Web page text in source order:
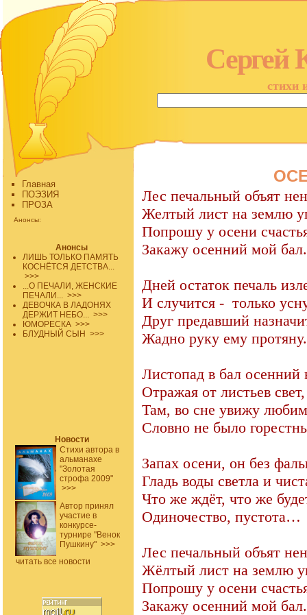
Сергей
стихи
Главная
ПОЭЗИЯ
ПРОЗА
Анонсы:
Анонсы
ЛИШЬ ТОЛЬКО ПАМЯТЬ
КОСНЁТСЯ ДЕТСТВА...
>>>
...О ПЕЧАЛИ, ЖЕНСКИЕ
ПЕЧАЛИ... >>>
ДЕВОЧКА В ЛАДОНЯХ
ДЕРЖИТ НЕБО... >>>
ЮМОРЕСКА >>>
БЛУДНЫЙ СЫН >>>
Новости
Стихи автора в
альманахе
"Золотая
строфа 2009"
>>>
Автор принял
участие в
конкурсе-
турнире "Венок
Пушкину" >>>
читать все новости
Лес печальный объят
Желтый лист на землю
Попрошу у осени
Закажу осенний мой бал.
Дней остаток печаль
И случится - только
Друг предавший
Жадно руку ему протяну.
Листопад в бал осенний
Отражая от листьев свет,
Там, во сне увижу
Словно не было
Запах осени, он без
Гладь воды светла и
Что же ждёт, что же
Одиночество, пустота…
Лес печальный объят
Жёлтый лист на землю
Попрошу у осени
Закажу осенний мой бал.